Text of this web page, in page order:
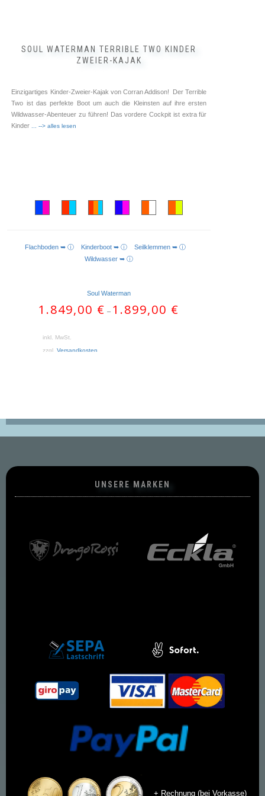
SOUL WATERMAN TERRIBLE TWO KINDER
ZWEIER-KAJAK
Einzigartiges Kinder-Zweier-Kajak von Corran Addison! Der Terrible
Two ist das perfekte Boot um auch die Kleinsten auf ihre ersten
Wildwasser-Abenteuer zu führen! Das vordere Cockpit ist extra für
Kinder
... --> alles lesen
AUSFÜHRUNG WÄHLEN
Flachboden ➥ ⓘ Kinderboot ➥ ⓘSeilklemmen ➥ ⓘ
Wildwasser ➥ ⓘ
Soul Waterman
1.849,00 € – 1.899,00 €
inkl. MwSt.
zzgl.Versandkosten
UNSERE MARKEN
+ Rechnung (bei Vorkasse)